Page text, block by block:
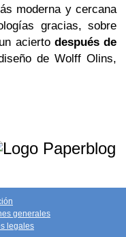
moderna y cercana
gracias, sobre
acierto después de
de Wolff Olins,
generales
legales